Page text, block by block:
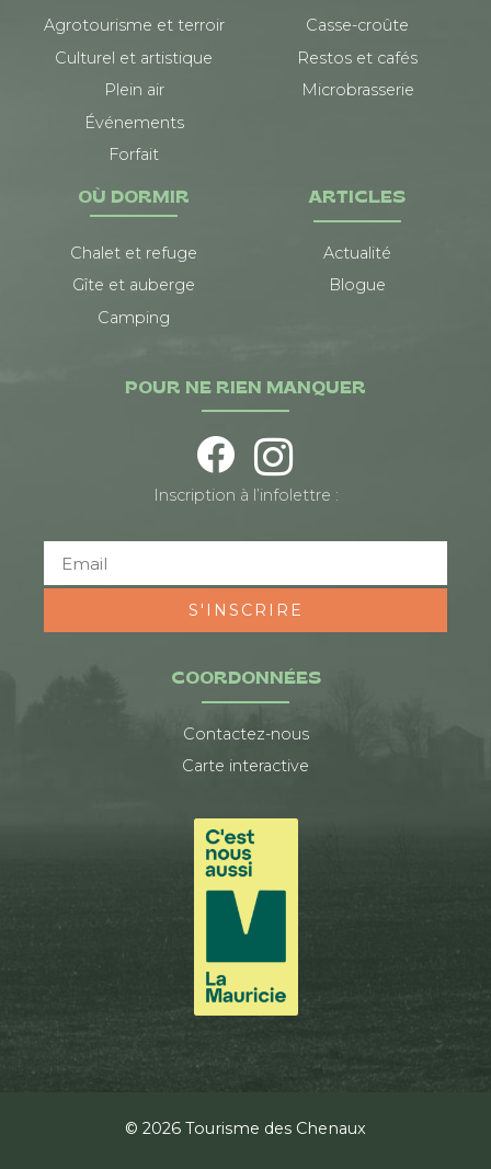
Agrotourisme et terroir
Culturel et artistique
Plein air
Événements
Forfait
Casse-croûte
Restos et cafés
Microbrasserie
OÙ DORMIR
Chalet et refuge
Gîte et auberge
Camping
ARTICLES
Actualité
Blogue
COORDONNÉES
Contactez-nous
Carte interactive
POUR NE RIEN MANQUER
Inscription à l’infolettre :
S'INSCRIRE
© 2026 Tourisme des Chenaux